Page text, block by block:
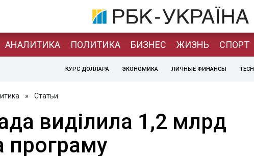
АНАЛИТИКА ПОЛИТИКА БИЗНЕС ЖИЗНЬ СПОРТ
КУРС ДОЛЛАРА ЭКОНОМИКА ЛИЧНЫЕ ФИНАНСЫ TECH
» Статьи
виділила 1,2 млрд
програму